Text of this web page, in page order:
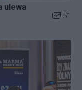
ulewa
Liczba
51